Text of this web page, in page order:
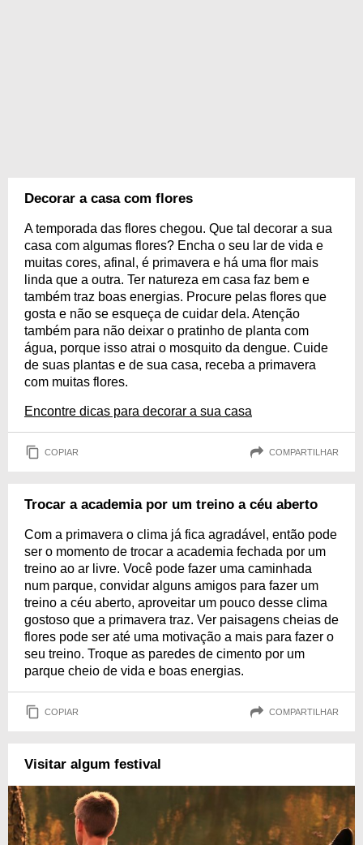
Decorar a casa com flores
A temporada das flores chegou. Que tal decorar a sua
casa com algumas flores? Encha o seu lar de vida e
muitas cores, afinal, é primavera e há uma flor mais
linda que a outra. Ter natureza em casa faz bem e
também traz boas energias. Procure pelas flores que
gosta e não se esqueça de cuidar dela. Atenção
também para não deixar o pratinho de planta com
água, porque isso atrai o mosquito da dengue. Cuide
de suas plantas e de sua casa, receba a primavera
com muitas flores.
Encontre dicas para decorar a sua casa
COPIAR COMPARTILHAR
Trocar a academia por um treino a céu aberto
Com a primavera o clima já fica agradável, então pode
ser o momento de trocar a academia fechada por um
treino ao ar livre. Você pode fazer uma caminhada
num parque, convidar alguns amigos para fazer um
treino a céu aberto, aproveitar um pouco desse clima
gostoso que a primavera traz. Ver paisagens cheias de
flores pode ser até uma motivação a mais para fazer o
seu treino. Troque as paredes de cimento por um
parque cheio de vida e boas energias.
COPIAR COMPARTILHAR
Visitar algum festival